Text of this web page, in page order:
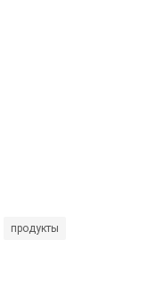
продукты